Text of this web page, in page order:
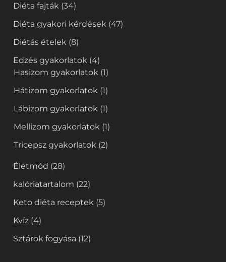
Diéta fajták (34)
Diéta gyakori kérdések (47)
Diétás ételek (8)
Edzés gyakorlatok (4)
Hasizom gyakorlatok (1)
Hátizom gyakorlatok (1)
Lábizom gyakorlatok (1)
Mellizom gyakorlatok (1)
Tricepsz gyakorlatok (2)
Életmód (28)
kalóriatartalom (22)
Keto diéta receptek (5)
Kvíz (4)
Sztárok fogyása (12)